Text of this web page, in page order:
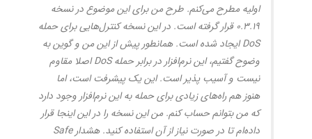
اولیه مطرح می‌کنم. طرح من برای این موضوع در نسخه
۰.۳.۱۹ قرار گرفته است. در این نسخه کنترل‌هایی برای حمله
DoS ایجاد شده است. همانطور پیش از این من و گوین به
وضوح گفتیم، این نرم‌افزار در برابر حمله DoS اصلا مقاوم
نیست و آسیب پذیر است. این یک پیشرفت است، اما
هنوز هم راه‌های زیادی برای حمله به این نرم‌افزار وجود دارد
که من بتوانم حساب کنم. من این نسخه را در این اینجا قرار
داده‌ام تا در صورت نیاز از آن استفاده کنید. هشدار Safe